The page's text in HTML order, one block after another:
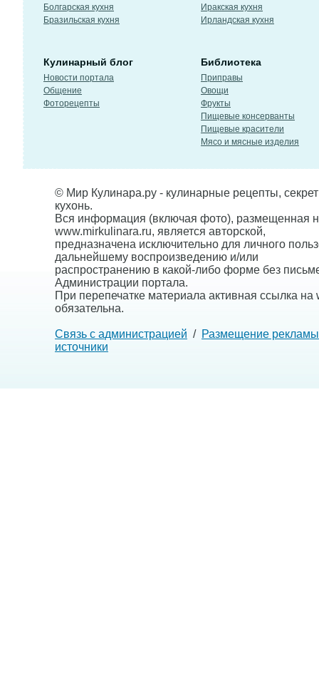
Болгарская кухня
Бразильская кухня
Иракская кухня
Ирландская кухня
Кулинарный блог
Новости портала
Общение
Фоторецепты
Библиотека
Приправы
Овощи
Фрукты
Пищевые консерванты
Пищевые красители
Мясо и мясные изделия
© Мир Кулинара.ру - кулинарные рецепты,
кухонь.
Вся информация (включая фото), размещенная
www.mirkulinara.ru, является авторской,
предназначена исключительно для личного
дальнейшему воспроизведению и/или
распространению в какой-либо форме без
Администрации портала.
При перепечатке материала активная ссылка на
обязательна.
Связь с администрацией / Размещение рекламы
источники